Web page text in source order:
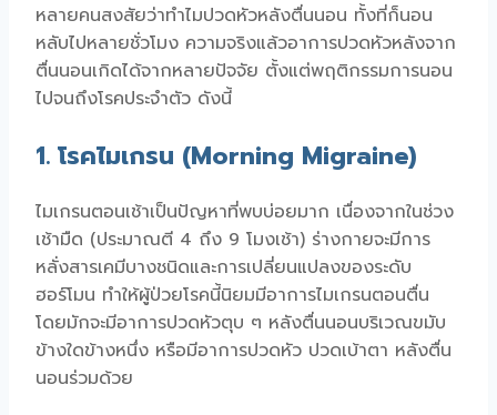
หลายคนสงสัยว่าทำไมปวดหัวหลังตื่นนอน ทั้งที่ก็นอน
หลับไปหลายชั่วโมง ความจริงแล้วอาการปวดหัวหลังจาก
ตื่นนอนเกิดได้จากหลายปัจจัย ตั้งแต่พฤติกรรมการนอน
ไปจนถึงโรคประจำตัว ดังนี้
1. โรคไมเกรน (Morning Migraine)
ไมเกรนตอนเช้าเป็นปัญหาที่พบบ่อยมาก เนื่องจากในช่วง
เช้ามืด (ประมาณตี 4 ถึง 9 โมงเช้า) ร่างกายจะมีการ
หลั่งสารเคมีบางชนิดและการเปลี่ยนแปลงของระดับ
ฮอร์โมน ทำให้ผู้ป่วยโรคนี้นิยมมีอาการไมเกรนตอนตื่น
โดยมักจะมีอาการปวดหัวตุบ ๆ หลังตื่นนอนบริเวณขมับ
ข้างใดข้างหนึ่ง หรือมีอาการปวดหัว ปวดเบ้าตา หลังตื่น
นอนร่วมด้วย